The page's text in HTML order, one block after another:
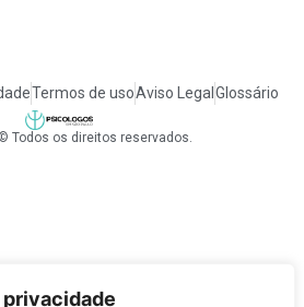
privacidade
Termos de usoAviso Legal Glossário
Todos os direitos reservados.